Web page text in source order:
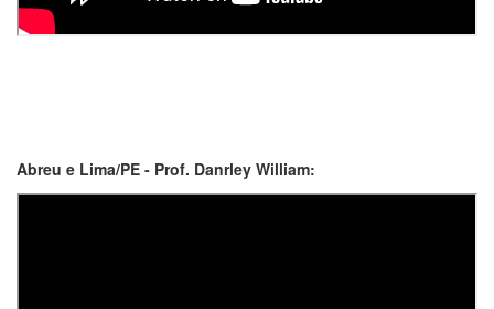
Abreu e Lima/PE - Prof. Danrley William: